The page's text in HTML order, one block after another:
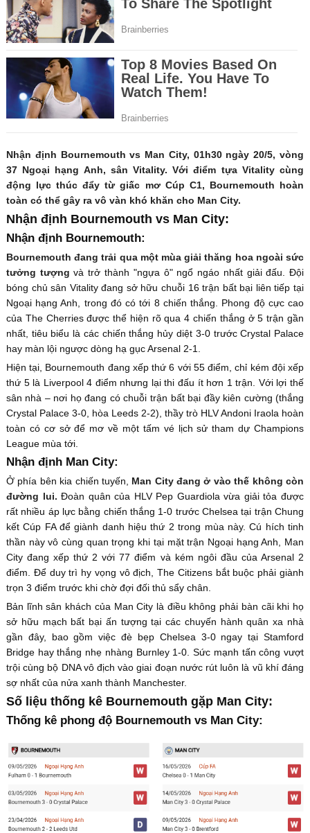
Nhận định Bournemouth vs Man City, 01h30 ngày 20/5, vòng
37 Ngoại hạng Anh, sân Vitality. Với điểm tựa Vitality cùng
động lực thúc đẩy từ giấc mơ Cúp C1, Bournemouth hoàn
toàn có thể gây ra vô vàn khó khăn cho Man City.
Nhận định Bournemouth vs Man City:
Nhận định Bournemouth:
Bournemouth đang trải qua một mùa giải thăng hoa ngoài sức
tưởng tượng và trở thành "ngựa ô" ngổ ngáo nhất giải đấu. Đội
bóng chủ sân Vitality đang sở hữu chuỗi 16 trận bất bại liên tiếp tại
Ngoại hạng Anh, trong đó có tới 8 chiến thắng. Phong độ cực cao
của The Cherries được thể hiện rõ qua 4 chiến thắng ở 5 trận gần
nhất, tiêu biểu là các chiến thắng hủy diệt 3-0 trước Crystal Palace
hay màn lội ngược dòng hạ gục Arsenal 2-1.
Hiện tại, Bournemouth đang xếp thứ 6 với 55 điểm, chỉ kém đội xếp
thứ 5 là Liverpool 4 điểm nhưng lại thi đấu ít hơn 1 trận. Với lợi thế
sân nhà – nơi họ đang có chuỗi trận bất bại đầy kiên cường (thắng
Crystal Palace 3-0, hòa Leeds 2-2), thầy trò HLV Andoni Iraola hoàn
toàn có cơ sở để mơ về một tấm vé lịch sử tham dự Champions
League mùa tới.
Nhận định Man City:
Ở phía bên kia chiến tuyến, Man City đang ở vào thế không còn
đường lui.Đoàn quân của HLV Pep Guardiola vừa giải tỏa được
rất nhiều áp lực bằng chiến thắng 1-0 trước Chelsea tại trận Chung
kết Cúp FA để giành danh hiệu thứ 2 trong mùa này. Cú hích tinh
thần này vô cùng quan trọng khi tại mặt trận Ngoại hạng Anh, Man
City đang xếp thứ 2 với 77 điểm và kém ngôi đầu của Arsenal 2
điểm. Để duy trì hy vọng vô địch, The Citizens bắt buộc phải giành
trọn 3 điểm trước khi chờ đợi đối thủ sẩy chân.
Bản lĩnh sân khách của Man City là điều không phải bàn cãi khi họ
sở hữu mạch bất bại ấn tượng tại các chuyến hành quân xa nhà
gần đây, bao gồm việc đè bẹp Chelsea 3-0 ngay tại Stamford
Bridge hay thắng nhẹ nhàng Burnley 1-0. Sức mạnh tấn công vượt
trội cùng bộ DNA vô địch vào giai đoạn nước rút luôn là vũ khí đáng
sợ nhất của nửa xanh thành Manchester.
Số liệu thống kê Bournemouth gặp Man City:
Thống kê phong độ Bournemouth vs Man City: